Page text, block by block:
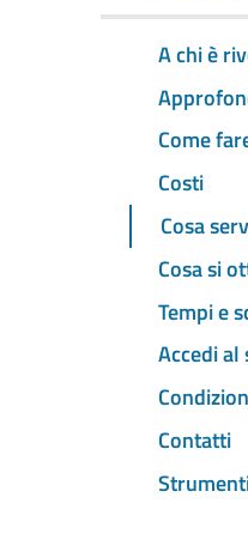
A chi è
Come
Costi
Cosa
Cosa si
Tempi e
Accedi al
Contatti